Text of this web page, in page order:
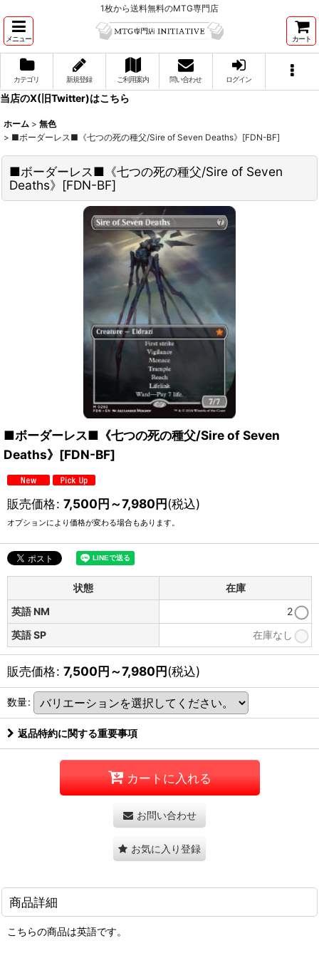
1枚から送料無料のMTG専門店
メニュー カート
カテゴリ 新規登録 ご利用案内 問い合わせ ログイン
当店のX(旧Twitter)はこちら
ホーム > 無色
> ■ボーダーレス■《七つの死の種父/Sire of Seven Deaths》[FDN-BF]
■ボーダーレス■《七つの死の種父/Sire of Seven
Deaths》[FDN-BF]
■ボーダーレス■《七つの死の種父/Sire of Seven
Deaths》[FDN-BF]
販売価格: 7,500円～7,980円(税込)
オプションにより価格が変わる場合もあります。
状態
在庫
英語 NM
2
英語 SP
在庫なし
販売価格: 7,500円～7,980円(税込)
数量:
返品特約に関する重要事項
カートに入れる
お問い合わせ
お気に入り登録
商品詳細
こちらの商品は英語です。